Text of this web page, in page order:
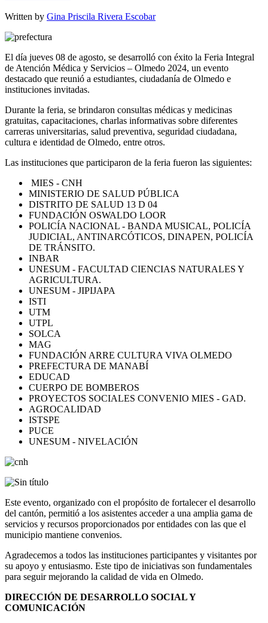
Written by Gina Priscila Rivera Escobar
El día jueves 08 de agosto, se desarrolló con éxito la Feria Integral
de Atención Médica y Servicios – Olmedo 2024, un evento
destacado que reunió a estudiantes, ciudadanía de Olmedo e
instituciones invitadas.
Durante la feria, se brindaron consultas médicas y medicinas
gratuitas, capacitaciones, charlas informativas sobre diferentes
carreras universitarias, salud preventiva, seguridad ciudadana,
cultura e identidad de Olmedo, entre otros.
Las instituciones que participaron de la feria fueron las siguientes:
MIES - CNH
MINISTERIO DE SALUD PÚBLICA
DISTRITO DE SALUD 13 D 04
FUNDACIÓN OSWALDO LOOR
POLICÍA NACIONAL - BANDA MUSICAL, POLICÍA
JUDICIAL, ANTINARCÓTICOS, DINAPEN, POLICÍA
DE TRÁNSITO.
INBAR
UNESUM - FACULTAD CIENCIAS NATURALES Y
AGRICULTURA.
UNESUM - JIPIJAPA
ISTI
UTM
UTPL
SOLCA
MAG
FUNDACIÓN ARRE CULTURA VIVA OLMEDO
PREFECTURA DE MANABÍ
EDUCAD
CUERPO DE BOMBEROS
PROYECTOS SOCIALES CONVENIO MIES - GAD.
AGROCALIDAD
ISTSPE
PUCE
UNESUM - NIVELACIÓN
Este evento, organizado con el propósito de fortalecer el desarrollo
del cantón, permitió a los asistentes acceder a una amplia gama de
servicios y recursos proporcionados por entidades con las que el
municipio mantiene convenios.
Agradecemos a todos las instituciones participantes y visitantes por
su apoyo y entusiasmo. Este tipo de iniciativas son fundamentales
para seguir mejorando la calidad de vida en Olmedo.
DIRECCIÓN DE DESARROLLO SOCIAL Y
COMUNICACIÓN